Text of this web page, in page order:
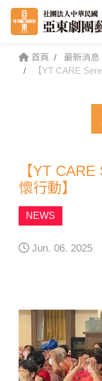
首頁
最新消息
【YT CARE
【YT
懷行動】
NEWS
Jun. 06. 2025